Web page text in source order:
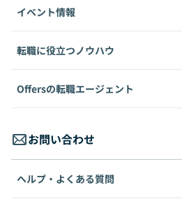
イベント情報
転職に役立つノウハウ
Offersの転職エージェント
お問い合わせ
ヘルプ・よくある質問